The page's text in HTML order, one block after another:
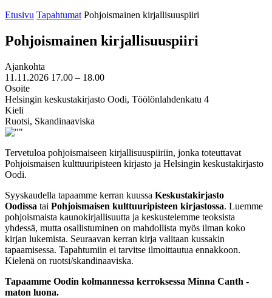
Etusivu Tapahtumat Pohjoismainen kirjallisuuspiiri
Pohjoismainen kirjallisuuspiiri
Ajankohta
11.11.2026 17.00 – 18.00
Osoite
Helsingin keskustakirjasto Oodi, Töölönlahdenkatu 4
Kieli
Ruotsi, Skandinaaviska
Tervetuloa pohjoismaiseen kirjallisuuspiiriin, jonka toteuttavat
Pohjoismaisen kulttuuripisteen kirjasto ja Helsingin keskustakirjasto
Oodi.
Syyskaudella tapaamme kerran kuussa Keskustakirjasto
Oodissa tai Pohjoismaisen kulttuuripisteen kirjastossa. Luemme
pohjoismaista kaunokirjallisuutta ja keskustelemme teoksista
yhdessä, mutta osallistuminen on mahdollista myös ilman koko
kirjan lukemista. Seuraavan kerran kirja valitaan kussakin
tapaamisessa. Tapahtumiin ei tarvitse ilmoittautua ennakkoon.
Kielenä on ruotsi/skandinaaviska.
Tapaamme Oodin kolmannessa kerroksessa Minna Canth -
maton luona.